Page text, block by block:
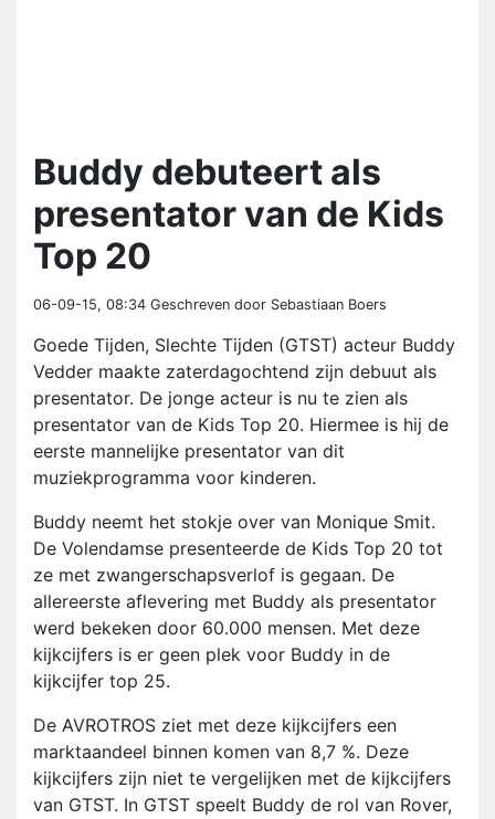
Buddy debuteert als
presentator van de Kids
Top 20
06-09-15, 08:34 Geschreven door Sebastiaan Boers
Goede Tijden, Slechte Tijden (GTST) acteur Buddy
Vedder maakte zaterdagochtend zijn debuut als
presentator. De jonge acteur is nu te zien als
presentator van de Kids Top 20. Hiermee is hij de
eerste mannelijke presentator van dit
muziekprogramma voor kinderen.
Buddy neemt het stokje over van Monique Smit.
De Volendamse presenteerde de Kids Top 20 tot
ze met zwangerschapsverlof is gegaan. De
allereerste aflevering met Buddy als presentator
werd bekeken door 60.000 mensen. Met deze
kijkcijfers is er geen plek voor Buddy in de
kijkcijfer top 25.
De AVROTROS ziet met deze kijkcijfers een
marktaandeel binnen komen van 8,7 %. Deze
kijkcijfers zijn niet te vergelijken met de kijkcijfers
van GTST. In GTST speelt Buddy de rol van Rover,